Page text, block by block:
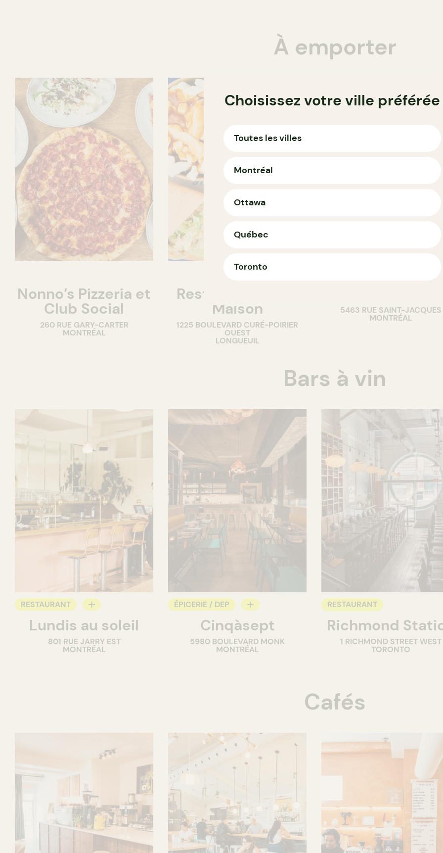
À emporter
Nonno’s Pizzeria et
Club Social
260 RUE GARY-CARTER
MONTRÉAL
Restaurant Votre
Maison
1225 BOULEVARD CURÉ-POIRIER
OUEST
LONGUEUIL
5463 RUE SAINT-JACQUES
MONTRÉAL
Bars à vin
RESTAURANT
BAR À VIN
Lundis au soleil
801 RUE JARRY EST
MONTRÉAL
ÉPICERIE / DEP
COMPTOIR
CAVISTE
Cinqàsept
5980 BOULEVARD MONK
MONTRÉAL
RESTAURANT
Richmond
1 RICHMOND STREET WEST
TORONTO
Cafés
Choisissez votre ville préférée
Toutes les villes
Montréal
Ottawa
Québec
Toronto